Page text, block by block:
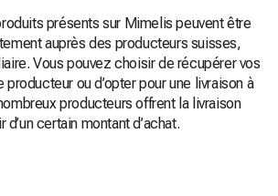
présents sur Mimelis peuvent être
auprès des producteurs suisses,
Vous pouvez choisir de récupérer vos
ou d’opter pour une livraison à
producteurs offrent la livraison
d’un certain montant d’achat.